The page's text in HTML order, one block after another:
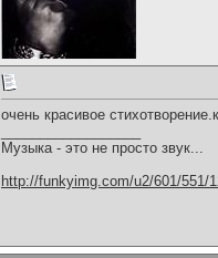
очень красивое
Музыка - это не просто звук...
http://funkyimg.com/u2/601/551/